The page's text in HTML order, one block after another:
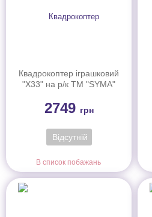
Квадрокоптер іграшковий
"X33" на р/к ТМ "SYMA"
2749 грн
Відсутній
В список побажань